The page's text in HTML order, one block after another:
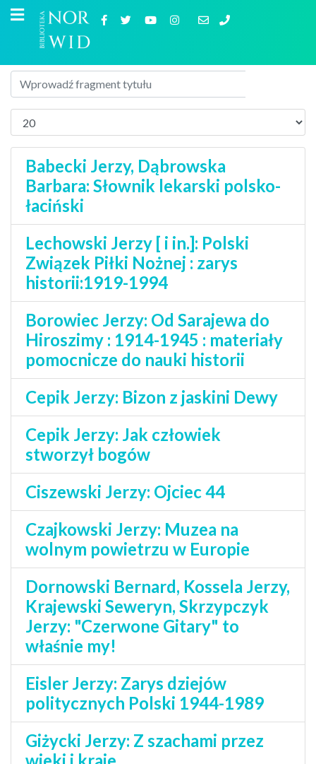
Babecki Jerzy, Dąbrowska
Barbara: Słownik lekarski polsko-
łaciński
Lechowski Jerzy [ i in.]: Polski
Związek Piłki Nożnej : zarys
historii:1919-1994
Borowiec Jerzy: Od Sarajewa do
Hiroszimy : 1914-1945 : materiały
pomocnicze do nauki historii
Cepik Jerzy: Bizon z jaskini Dewy
Cepik Jerzy: Jak człowiek
stworzył bogów
Ciszewski Jerzy: Ojciec 44
Czajkowski Jerzy: Muzea na
wolnym powietrzu w Europie
Dornowski Bernard, Kossela Jerzy,
Krajewski Seweryn, Skrzypczyk
Jerzy: "Czerwone Gitary" to
właśnie my!
Eisler Jerzy: Zarys dziejów
politycznych Polski 1944-1989
Giżycki Jerzy: Z szachami przez